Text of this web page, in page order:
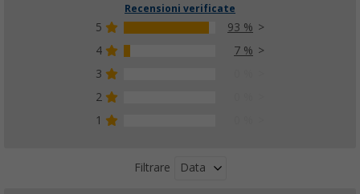
Recensioni verificate
5
93 %
4
7 %
3
2
1
Filtrare Data